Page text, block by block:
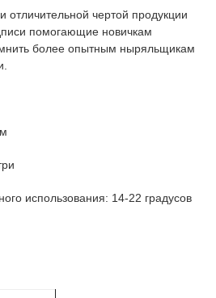
отличительной чертой продукции
помогающие новичкам
более опытным ныряльщикам
использования: 14-22 градусов